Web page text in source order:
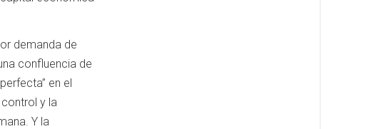
demanda de
confluencia de
en el
y la
Y la